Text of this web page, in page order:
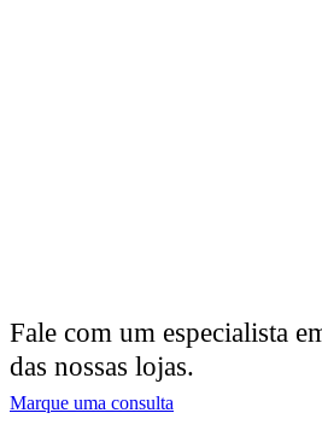
Fale com um especialista
das nossas lojas.
Marque uma consulta